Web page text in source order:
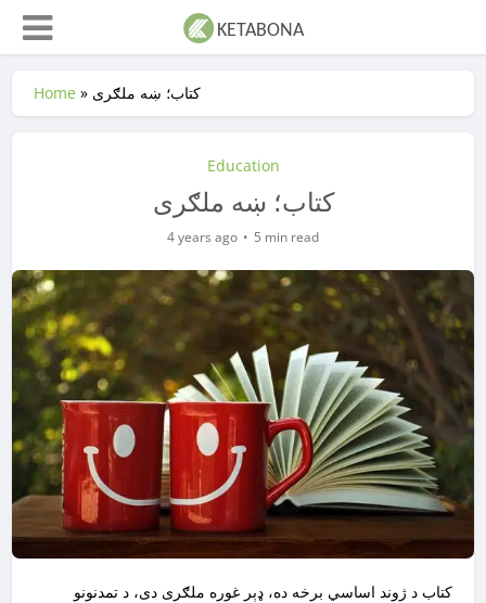
Home » کتاب؛ ښه ملګرى
Education
کتاب؛ ښه ملګرى
4 years ago 5 min read
کتاب د ژوند اساسي برخه ده، ډېر غوره ملګرى دى، د تمدنونو